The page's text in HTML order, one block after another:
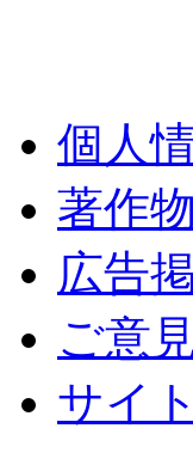
個人
著作
広告
ご意
サイ